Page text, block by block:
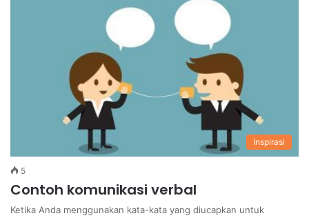
Inspirasi
5
Contoh komunikasi verbal
Ketika Anda menggunakan kata-kata yang diucapkan untuk